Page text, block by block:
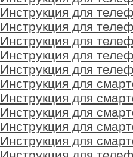
Инструкция для
Инструкция для
Инструкция для
Инструкция для
Инструкция для
Инструкция для
Инструкция для
Инструкция для
Инструкция для
Инструкция для